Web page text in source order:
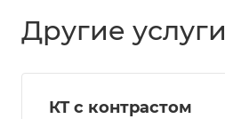
Другие услуги
КТ с контрастом